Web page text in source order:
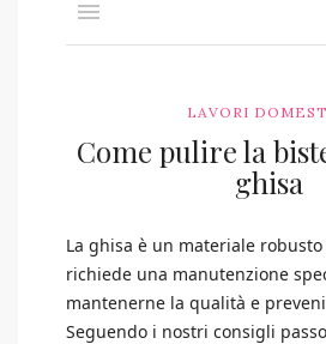
LAVORI
Come pulire la
ghisa
La ghisa è un materiale
richiede una manutenzione
mantenerne la qualità e
Seguendo i nostri consigli